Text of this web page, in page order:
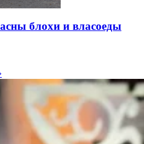
блохи и власоеды